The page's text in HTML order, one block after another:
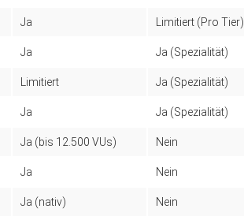
Ja Limitiert (Pro Tier)
Ja Ja (Spezialität)
Limitiert Ja (Spezialität)
Ja Ja (Spezialität)
Ja (bis 12.500 VUs) Nein
Ja Nein
Ja (nativ) Nein